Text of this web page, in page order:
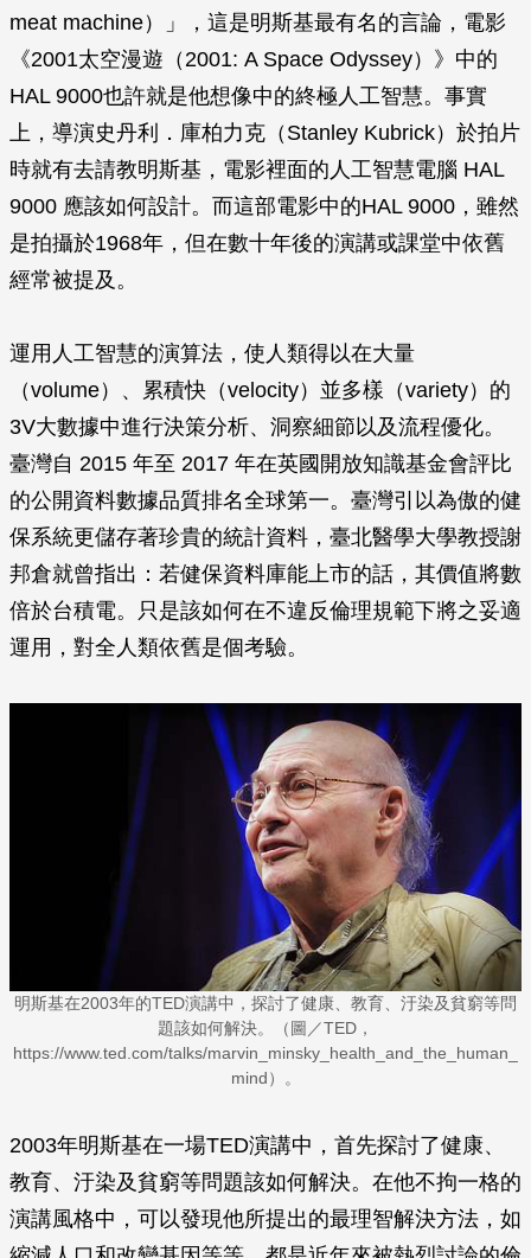
meat machine）」，這是明斯基最有名的言論，電影
《2001太空漫遊（2001: A Space Odyssey）》中的
HAL 9000也許就是他想像中的終極人工智慧。事實
上，導演史丹利．庫柏力克（Stanley Kubrick）於拍片
時就有去請教明斯基，電影裡面的人工智慧電腦 HAL
9000 應該如何設計。而這部電影中的HAL 9000，雖然
是拍攝於1968年，但在數十年後的演講或課堂中依舊
經常被提及。
運用人工智慧的演算法，使人類得以在大量
（volume）、累積快（velocity）並多樣（variety）的
3V大數據中進行決策分析、洞察細節以及流程優化。
臺灣自 2015 年至 2017 年在英國開放知識基金會評比
的公開資料數據品質排名全球第一。臺灣引以為傲的健
保系統更儲存著珍貴的統計資料，臺北醫學大學教授謝
邦倉就曾指出：若健保資料庫能上市的話，其價值將數
倍於台積電。只是該如何在不違反倫理規範下將之妥適
運用，對全人類依舊是個考驗。
明斯基在2003年的TED演講中，探討了健康、教育、汙染及貧窮等問
題該如何解決。（圖／TED，
https://www.ted.com/talks/marvin_minsky_health_and_the_human_
mind）。
2003年明斯基在一場TED演講中，首先探討了健康、
教育、汙染及貧窮等問題該如何解決。在他不拘一格的
演講風格中，可以發現他所提出的最理智解決方法，如